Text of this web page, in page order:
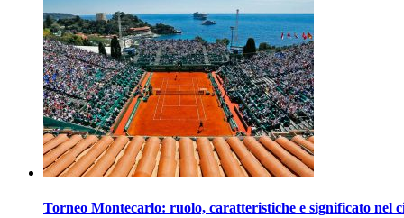
Torneo Montecarlo: ruolo, caratteristiche e significato nel